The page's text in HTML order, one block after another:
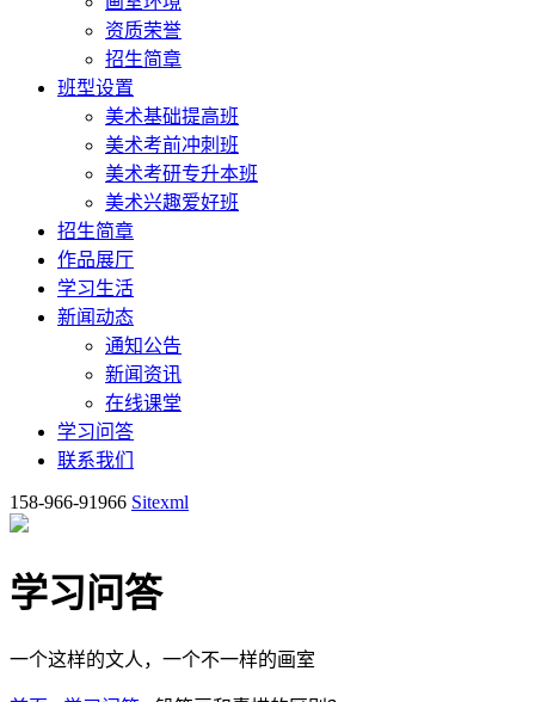
资质荣誉
招生简章
班型设置
美术基础提高班
美术考前冲刺班
美术考研专升本班
美术兴趣爱好班
招生简章
作品展厅
学习生活
新闻动态
通知公告
新闻资讯
在线课堂
学习问答
联系我们
158-966-91966 Sitexml
学习问答
一个这样的文人，一个不一样的画室